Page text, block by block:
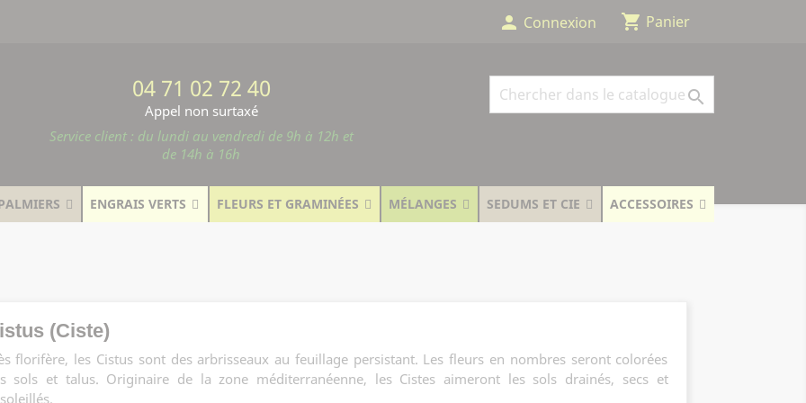
person Connexion shopping_cart Panier
04 71 02 72 40
Appel non surtaxé
Service client : du lundi au vendredi de 9h à 12h et
de 14h à 16h

ENGRAIS VERTS FLEURS ET GRAMINÉES MÉLANGES SEDUMS ET CIE ACCESSOIRES
(Ciste)
florifère, les Cistus sont des arbrisseaux au feuillage persistant. Les fleurs en nombres seront colorées
sols et talus. Originaire de la zone méditerranéenne, les Cistes aimeront les sols drainés, secs et